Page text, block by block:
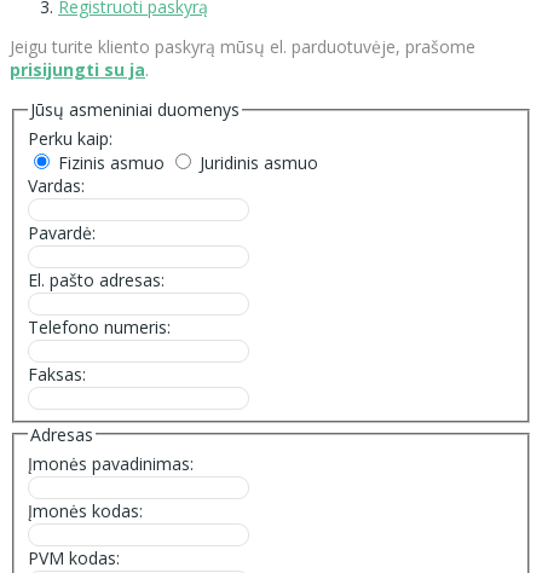
Registruoti paskyrą
Jeigu turite kliento paskyrą mūsų el. parduotuvėje, prašome
prisijungti su ja.
Jūsų asmeniniai duomenys
Perku kaip:
Fizinis asmuo
Juridinis asmuo
Vardas:
Pavardė:
El. pašto adresas:
Telefono numeris:
Faksas:
Adresas
Įmonės pavadinimas:
Įmonės kodas:
PVM kodas: